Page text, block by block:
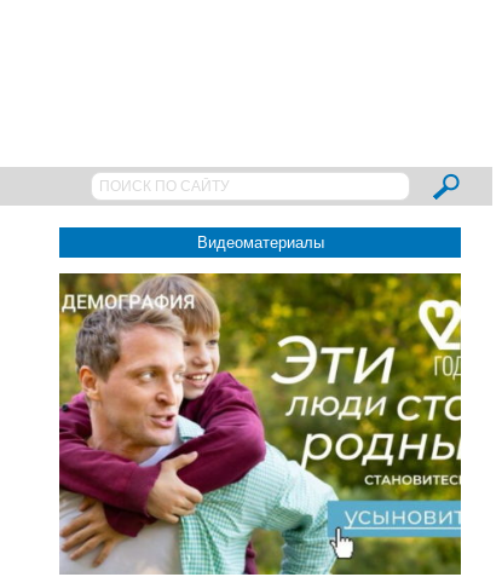
Видеоматериалы